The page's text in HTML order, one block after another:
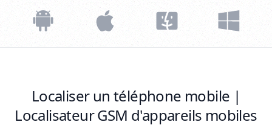
Localiser un téléphone mobile |
Localisateur GSM d'appareils mobiles